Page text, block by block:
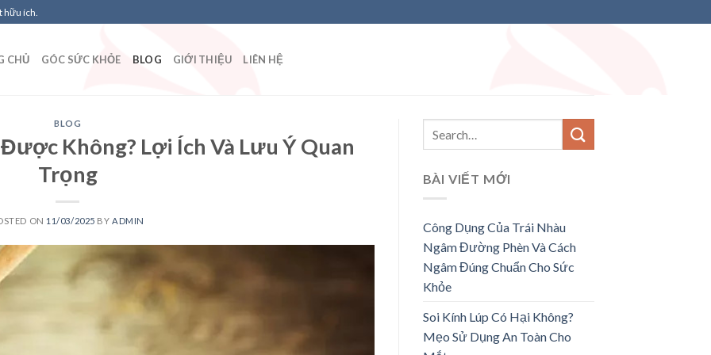
hữu ích.
CHỦ GÓC SỨC KHỎE BLOG GIỚI THIỆU LIÊN HỆ
BLOG
Không? Lợi Ích Và Lưu Ý Quan
Trọng
ON 11/03/2025 BY ADMIN
BÀI VIẾT MỚI
Công Dụng Của Trái Nhàu
Ngâm Đường Phèn Và Cách
Ngâm Đúng Chuẩn Cho Sức
Khỏe
Soi Kính Lúp Có Hại Không?
Mẹo Sử Dụng An Toàn Cho